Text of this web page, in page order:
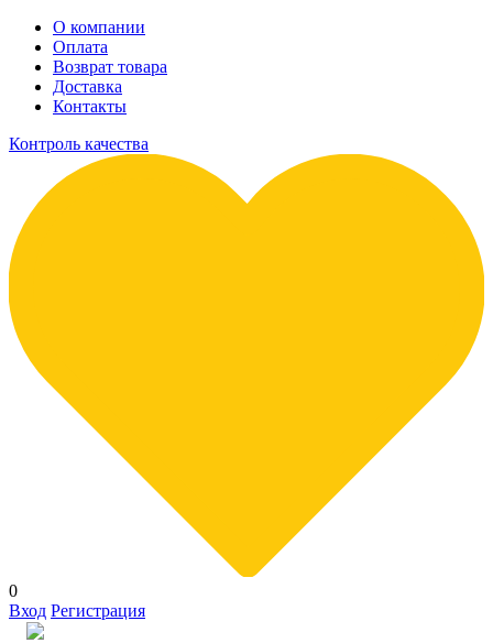
О компании
Оплата
Возврат товара
Доставка
Контакты
Контроль качества
0
Вход Регистрация